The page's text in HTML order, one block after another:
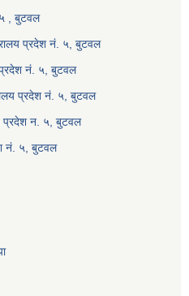
५ , बुटवल
प्रदेश नं. ५, बुटवल
प्रदेश नं. ५, बुटवल
प्रदेश नं. ५, बुटवल
प्रदेश न. ५, बुटवल
नं. ५, बुटवल